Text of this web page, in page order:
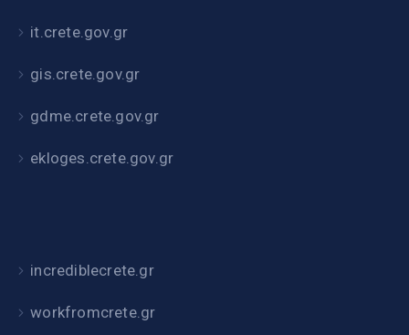
it.crete.gov.gr
gis.crete.gov.gr
gdme.crete.gov.gr
ekloges.crete.gov.gr
incrediblecrete.gr
workfromcrete.gr